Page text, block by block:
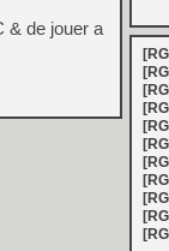
64 sur PlayStation
Hyper Runner en
et déteste Dead Cells
million de joueurs
un monde plus
millions de dollars...
vie pour Yarpe sur
& de jouer a